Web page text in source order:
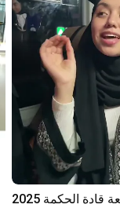
قادة الحكمة 2025